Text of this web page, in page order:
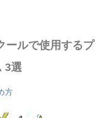
ールで使用するプ
3選
方